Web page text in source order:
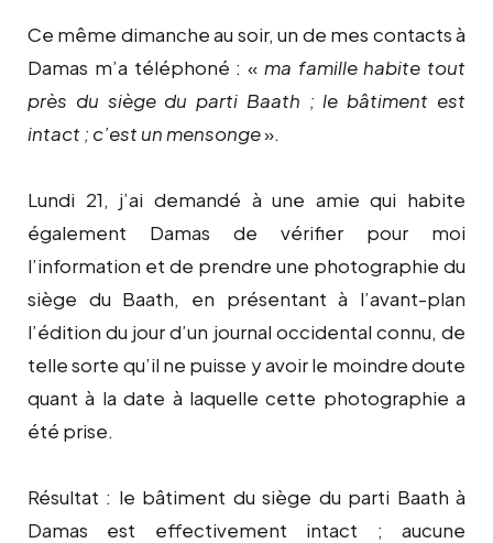
Ce même dimanche au soir, un de mes contacts à
Damas m’a téléphoné : « ma famille habite tout
près du siège du parti Baath ; le bâtiment est
intact ; c’est un mensonge».
Lundi 21, j’ai demandé à une amie qui habite
également Damas de vérifier pour moi
l’information et de prendre une photographie du
siège du Baath, en présentant à l’avant-plan
l’édition du jour d’un journal occidental connu, de
telle sorte qu’il ne puisse y avoir le moindre doute
quant à la date à laquelle cette photographie a
été prise.
Résultat : le bâtiment du siège du parti Baath à
Damas est effectivement intact ; aucune